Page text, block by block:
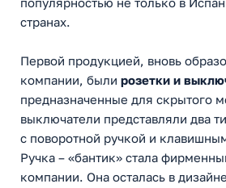
странах.
Первой продукцией, вновь
компании, были розетки и
предназначенные для скрытого
выключатели представляли два
с поворотной ручкой и
Ручка – «бантик» стала
компании. Она осталась в